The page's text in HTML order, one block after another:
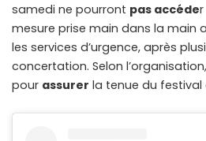
samedi ne pourront pas accéde
mesure prise main dans la main
les services d’urgence, après
concertation. Selon
pour assurer la tenue du festival